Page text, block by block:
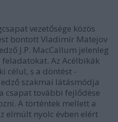
vezetősége közös
bontott Vladimír Matejov
J.P. MacCallum jelenleg
Az Acélbikák
célul, s a döntést -
szakmai látásmódja
csapat további fejlődése
A történtek mellett a
elmúlt nyolc évben elért